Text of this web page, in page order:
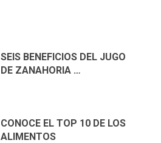
SEIS BENEFICIOS DEL JUGO
DE ZANAHORIA …
CONOCE EL TOP 10 DE LOS
ALIMENTOS